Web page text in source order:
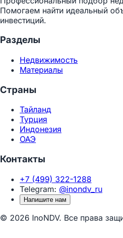
Помогаем найти идеальный
инвестиций.
Разделы
Недвижимость
Материалы
Страны
Тайланд
Турция
Индонезия
ОАЭ
Контакты
+7 (499) 322-1288
Telegram: @inondv_ru
Напишите нам
© 2026 InoNDV. Все права